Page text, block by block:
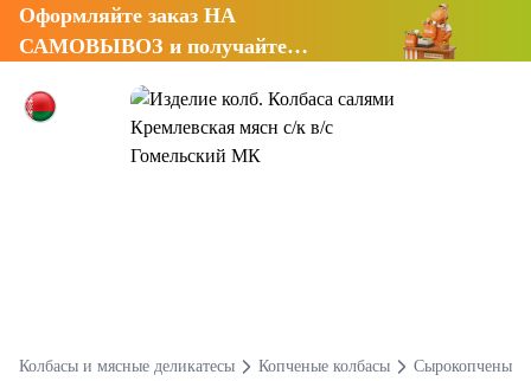
Оформляйте заказ НА
САМОВЫВОЗ и получайте
Колбасы и мясные деликатесы Копченые колбасы Сырокопченые